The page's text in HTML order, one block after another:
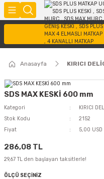
Anasayfa KIRICI
SDS MAX KESKİ 600 mm
Kategori
KIRICI
Stok Kodu
2152
Fiyat
5,00 USD
286,08 TL
29,67 TL den başlayan taksitlerle!
ÖLÇÜ SEÇİNİZ